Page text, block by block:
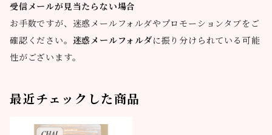
受信メールが見当たらない場合
お手数ですが、迷惑メールフォルダやプロモーションタブをご
確認ください。 迷惑メールフォルダに振り分けられている可能
性がございます。
最近チェックした商品